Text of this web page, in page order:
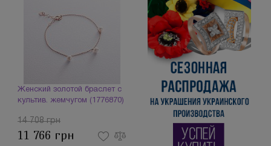
Женский золотой браслет с
культив. жемчугом (1776870)
14 708 грн
11 766 грн